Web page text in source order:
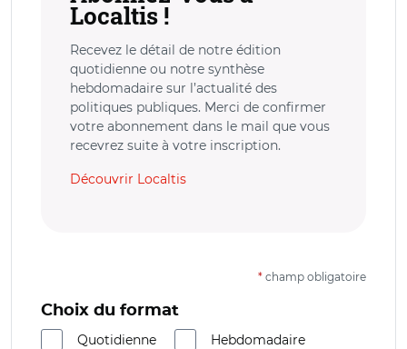
Localtis !
Recevez le détail de notre édition
quotidienne ou notre synthèse
hebdomadaire sur l’actualité des
politiques publiques. Merci de confirmer
votre abonnement dans le mail que vous
recevrez suite à votre inscription.
Découvrir Localtis
* champ obligatoire
Choix du format
Quotidienne
Hebdomadaire